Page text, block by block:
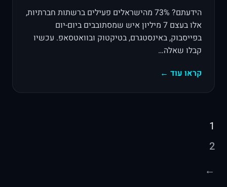
הידעתם? 73% מהישראלים פעילים ברשתות חברתיות,
אלו בעצם 7 מיליון איש שמסתובבים ביום-יום
בפייסבוק, באינסטגרם, בטיקטוק ובוואטסאפ. עכשיו
קבלו שאלה…
קראו עוד ←
Posts
pagination
1
2
←